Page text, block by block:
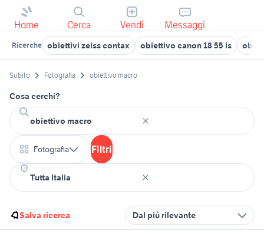
Home Cerca Vendi Messaggi
Ricerche obiettivi zeiss contax obiettivo canon 18 55 is
Subito Fotografia obiettivo macro
Cosa cerchi?
Fotografia Filtri
Salva ricerca Dal più rilevante